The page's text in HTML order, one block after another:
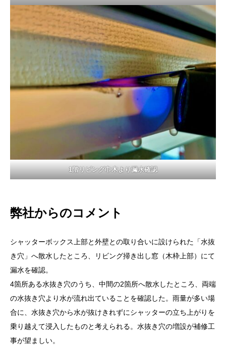
1階リビング巾木より漏水確認
弊社からのコメント
シャッターボックス上部と外壁との取り合いに設けられた「水抜
き穴」へ散水したところ、リビング掃き出し窓（木枠上部）にて
漏水を確認。
4箇所ある水抜き穴のうち、中間の2箇所へ散水したところ、両端
の水抜き穴より水が流れ出ていることを確認した。雨量が多い場
合に、水抜き穴から水が抜けきれずにシャッターの立ち上がりを
乗り越えて浸入したものと考えられる。水抜き穴の増設が補修工
事が望ましい。